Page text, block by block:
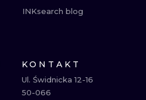
INKsearch blog
KONTAKT
Ul. Świdnicka 12-16
50-066